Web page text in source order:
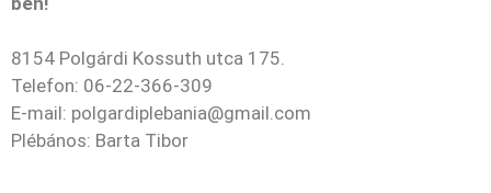
8154 Polgárdi Kossuth utca 175.
Telefon: 06-22-366-309
E-mail: polgardiplebania@gmail.com
Plébános: Barta Tibor